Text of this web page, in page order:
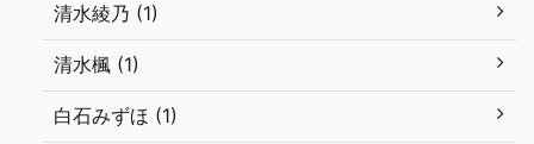
清水綾乃 (1)
清水楓 (1)
白石みずほ (1)